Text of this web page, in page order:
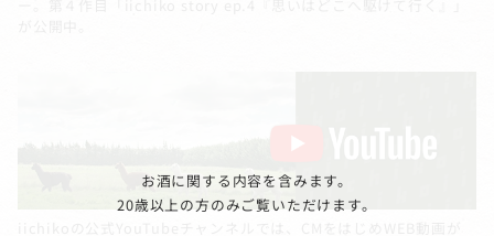
お酒に関する内容を含みます。
20歳以上の方のみご覧いただけます。